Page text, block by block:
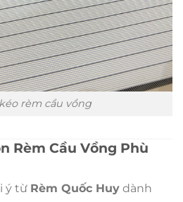
rèm cầu vồng
Rèm Cầu Vồng Phù
ý từ Rèm Quốc Huy dành